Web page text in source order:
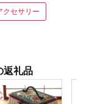
クセサリー
返礼品